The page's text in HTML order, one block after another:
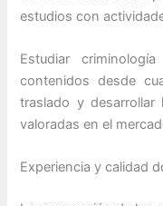
estudios con
Estudiar
contenidos desde
traslado y desarrollar
valoradas en el
Experiencia y calidad